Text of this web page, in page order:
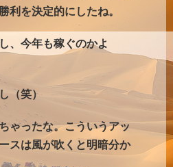
利を決定的にしたね。
、今年も稼ぐのかよ
（笑）
ゃったな。こういうアッ
スは風が吹くと明暗分か